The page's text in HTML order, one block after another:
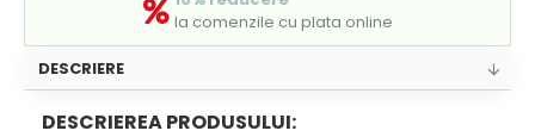
la comenzile cu plata online
DESCRIERE
DESCRIEREA PRODUSULUI: